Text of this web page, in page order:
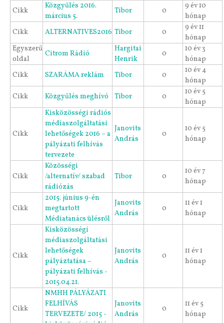
Cikk
Közgyűlés 2016.
március 5.
Tibor 0
9 év 10
hónap
Cikk
ALTERNATIVES2016 Tibor 0
9 év 11
hónap
Egyszerű
oldal
Citrom Rádió
Hargitai
Henrik
0
10 év 3
hónap
Cikk
SZARÁMA reklám Tibor 0
10 év 4
hónap
Cikk
Közgyűlés meghívó Tibor 0
10 év 5
hónap
Cikk
Kisközösségi rádiós
médiaszolgáltatási
lehetőségek 2016 – a
pályázati felhívás
tervezete
Janovits
András
0
10 év 5
hónap
Cikk
Közösségi
/alternatív/ szabad
rádiózás
Tibor 0
10 év 7
hónap
Cikk
2015. június 9-én
megtartott
Médiatanács ülésről
Janovits
András
0
11 év 1
hónap
Cikk
Kisközösségi
médiaszolgáltatási
lehetőségek
pályáztatása –
pályázati felhívás -
2015.04.21.
Janovits
András
0
11 év 1
hónap
Cikk
NMHH PÁLYÁZATI
FELHÍVÁS
TERVEZETE/ 2015 -
Janovits
András
0
11 év 5
hónap